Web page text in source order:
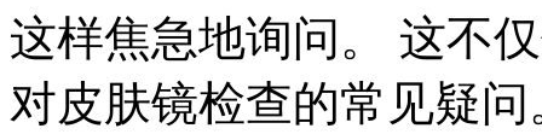
这样焦急地询问。 这不
对皮肤镜检查的常见疑